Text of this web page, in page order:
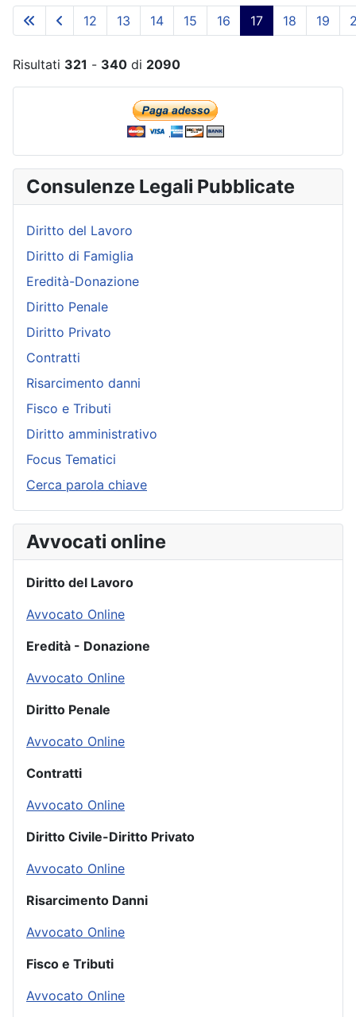
12 13 14 15 16 17 18 19
Risultati 321 - 340 di 2090
Consulenze Legali Pubblicate
Diritto del Lavoro
Diritto di Famiglia
Eredità-Donazione
Diritto Penale
Diritto Privato
Contratti
Risarcimento danni
Fisco e Tributi
Diritto amministrativo
Focus Tematici
Cerca parola chiave
Avvocati online
Diritto del Lavoro
Avvocato Online
Eredità - Donazione
Avvocato Online
Diritto Penale
Avvocato Online
Contratti
Avvocato Online
Diritto Civile-Diritto Privato
Avvocato Online
Risarcimento Danni
Avvocato Online
Fisco e Tributi
Avvocato Online